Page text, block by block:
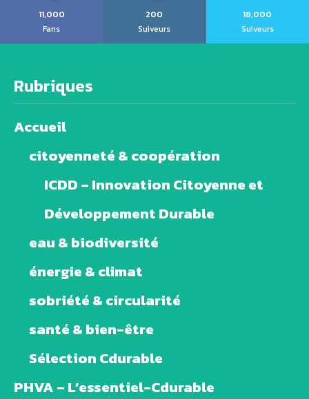
11,000
Fans
200
Suiveurs
18,000
Suiveurs
Rubriques
Accueil
citoyenneté & coopération
ICDD – Innovation Citoyenne et
Développement Durable
eau & biodiversité
énergie & climat
sobriété & circularité
santé & bien-être
Sélection Cdurable
PHVA – L’essentiel-Cdurable